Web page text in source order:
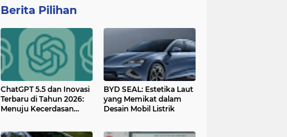
Berita Pilihan
ChatGPT 5.5 dan Inovasi
Terbaru di Tahun 2026:
Menuju Kecerdasan
BYD SEAL: Estetika Laut
yang Memikat dalam
Desain Mobil Listrik